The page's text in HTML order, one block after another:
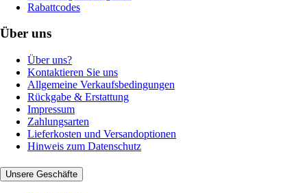
Rabattcodes
Über uns
Über uns?
Kontaktieren Sie uns
Allgemeine Verkaufsbedingungen
Rückgabe & Erstattung
Impressum
Zahlungsarten
Lieferkosten und Versandoptionen
Hinweis zum Datenschutz
Unsere Geschäfte